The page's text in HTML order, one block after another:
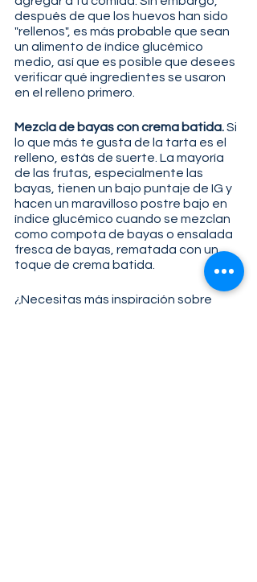
después de que los huevos han sido
"rellenos", es más probable que sean
un alimento de índice glucémico
medio, así que es posible que desees
verificar qué ingredientes se usaron
en el relleno primero.
Mezcla de bayas con crema batida. Si
lo que más te gusta de la tarta es el
relleno, estás de suerte. La mayoría
de las frutas, especialmente las
bayas, tienen un bajo puntaje de IG y
hacen un maravilloso postre bajo en
índice glucémico cuando se mezclan
como compota de bayas o ensalada
fresca de bayas, rematada con un
toque de crema batida.
¿Necesitas más inspiración sobre